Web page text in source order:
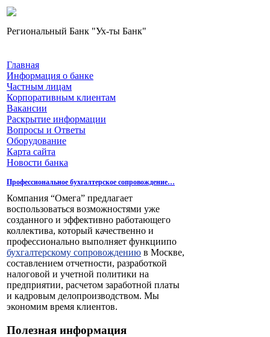
Региональный Банк "Ух-ты Банк"
Главная
Информация о банке
Частным лицам
Корпоративным клиентам
Вакансии
Раскрытие информации
Вопросы и Ответы
Оборудование
Карта сайта
Новости банка
Профессиональное бухгалтерское сопровождение…
Компания “Омега” предлагает
воспользоваться возможностями уже
созданного и эффективно работающего
коллектива, который качественно и
профессионально выполняет функциипо
бухгалтерскому сопровождению в Москве,
составлением отчетности, разработкой
налоговой и учетной политики на
предприятии, расчетом заработной платы
и кадровым делопроизводством. Мы
экономим время клиентов.
Полезная информация